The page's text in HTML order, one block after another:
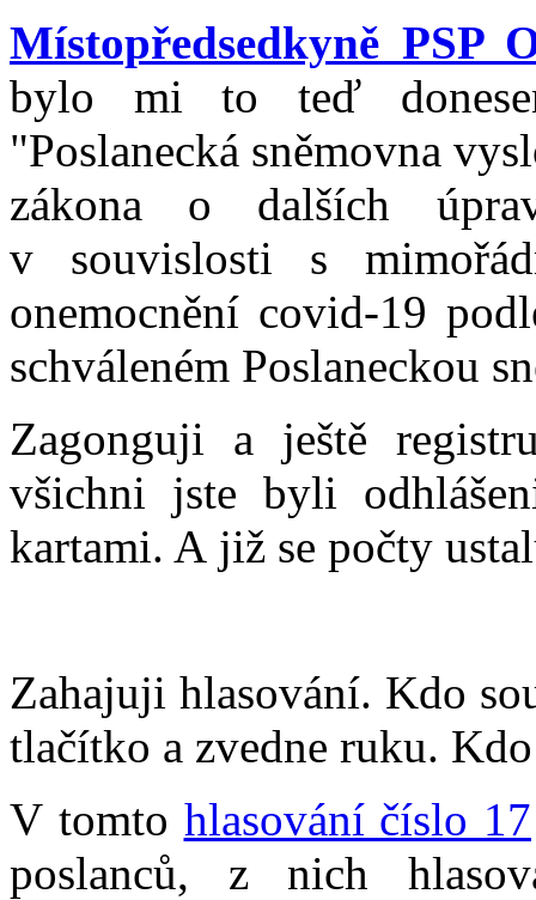
Místopředsedkyně PSP
bylo mi to teď
"Poslanecká sněmovna
zákona o dalších
v souvislosti s
onemocnění covid-19
schváleném Poslaneckou
Zagonguji a ještě
všichni jste byli
kartami. A již se počty
Zahajuji hlasování. Kdo
tlačítko a zvedne ruku.
V tomto hlasování číslo 17
poslanců, z nich